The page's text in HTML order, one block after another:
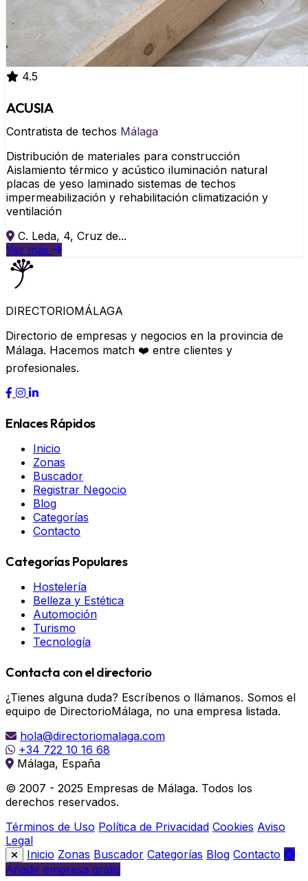
4.5
ACUSIA
Contratista de techos Málaga
Distribución de materiales para construcción
Aislamiento térmico y acústico iluminación natural
placas de yeso laminado sistemas de techos
impermeabilización y rehabilitación climatización y
ventilación
C. Leda, 4, Cruz de...
Ver más
DIRECTORIOMÁLAGA
Directorio de empresas y negocios en la provincia de
Málaga. Hacemos match ❤️ entre clientes y
profesionales.
Enlaces Rápidos
Inicio
Zonas
Buscador
Registrar Negocio
Blog
Categorías
Contacto
Categorías Populares
Hostelería
Belleza y Estética
Automoción
Turismo
Tecnología
Contacta con el directorio
¿Tienes alguna duda? Escríbenos o llámanos. Somos el
equipo de DirectorioMálaga, no una empresa listada.
hola@directoriomalaga.com
+34 722 10 16 68
Málaga, España
© 2007 - 2025 Empresas de Málaga. Todos los
derechos reservados.
Términos de Uso Política de Privacidad Cookies Aviso
Legal
Inicio Zonas Buscador Categorías Blog Contacto
Añadir empresa gratis